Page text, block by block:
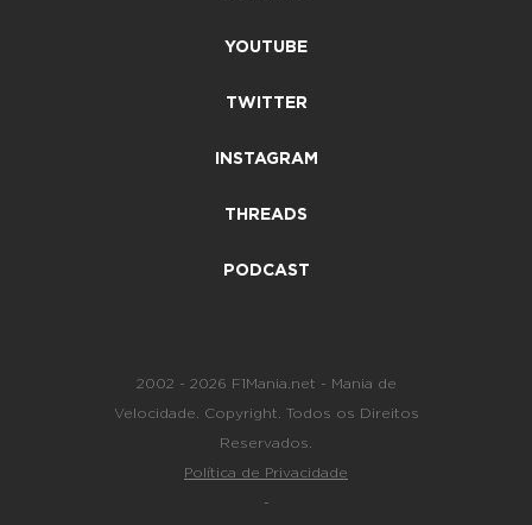
YOUTUBE
TWITTER
INSTAGRAM
THREADS
PODCAST
2002 - 2026 F1Mania.net - Mania de
Velocidade. Copyright. Todos os Direitos
Reservados.
Política de Privacidade
-